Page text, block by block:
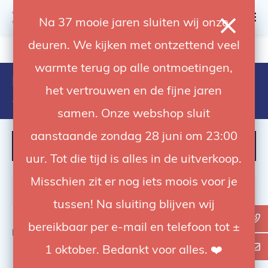
Na 37 mooie jaren sluiten wij onze
deuren. We kijken met ontzettend veel
warmte terug op alle ontmoetingen,
het vertrouwen en de fijne jaren
samen. Onze webshop sluit
aanstaande zondag 28 juni om 23:00
uur. Tot die tijd is alles in de uitverkoop.
Misschien zit er nog iets moois voor je
tussen! Na sluiting blijven wij
bereikbaar per e-mail en telefoon tot ±
1 oktober. Bedankt voor alles. ❤️
4.92 / 5 op trusted shops
Producten getagd met
5055135929387
Bekijk0 van de 0 producten